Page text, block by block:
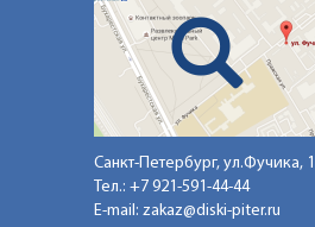
Санкт-Петербург, ул.Фучика,
Тел.: +7 921-591-44-44
E-mail: zakaz@diski-piter.ru